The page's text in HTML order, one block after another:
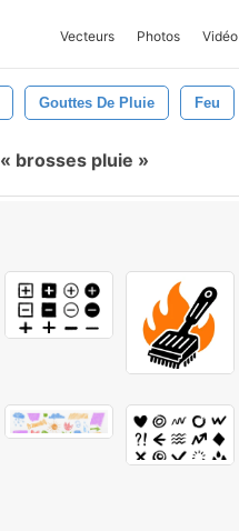
Vecteurs Photos Vidéo
Gouttes De Pluie Feu
brosses pluie